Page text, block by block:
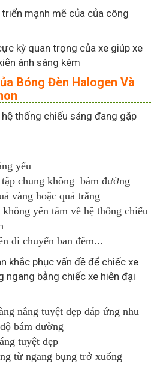
mạnh mẽ của của công
kỳ quan trọng của xe giúp xe
ánh sáng kém
Bóng Đèn Halogen Và
thống chiếu sáng đang gặp
yếu
chung không bám đường
vàng hoặc quá trắng
yên tâm về hệ thống chiếu
di chuyển ban đêm...
khắc phục vấn đề để chiếc xe
ngang bằng chiếc xe hiện đại
nắng tuyệt đẹp đáp ứng nhu
bám đường
tuyệt đẹp
từ ngang bụng trở xuống